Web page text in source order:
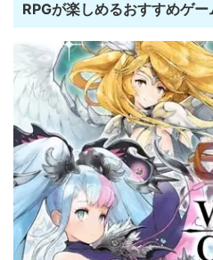
RPGが楽しめるおすすめゲー